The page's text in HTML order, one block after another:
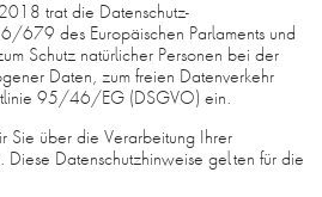
trat die Datenschutz-
679 des Europäischen Parlaments und
Schutz natürlicher Personen bei der
Daten, zum freien Datenverkehr
95/46/EG (DSGVO) ein.
Sie über die Verarbeitung Ihrer
Datenschutzhinweise gelten für die